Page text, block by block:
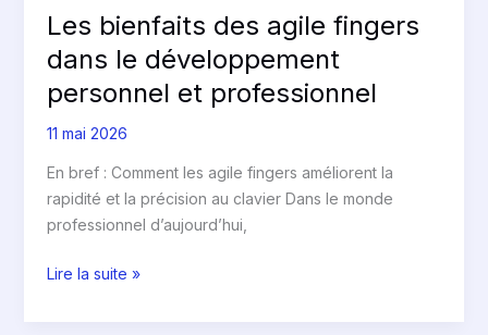
Les bienfaits des agile fingers
dans le développement
personnel et professionnel
11 mai 2026
En bref : Comment les agile fingers améliorent la
rapidité et la précision au clavier Dans le monde
professionnel d’aujourd’hui,
Lire la suite »